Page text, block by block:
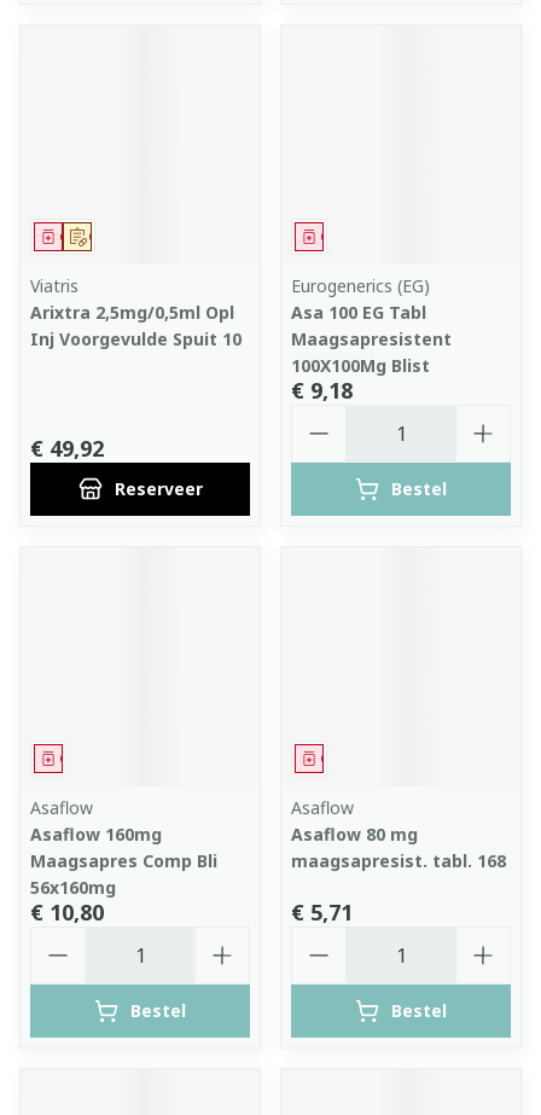
Op voorschrift
Geneesmiddel
Viatris
Arixtra 2,5mg/0,5ml Opl
Inj Voorgevulde Spuit 10
€ 49,92
Reserveer
Geneesmiddel
Eurogenerics (EG)
Asa 100 EG Tabl
Maagsapresistent
100X100Mg Blist
€ 9,18
Bestel
Geneesmiddel
Asaflow
Asaflow 160mg
Maagsapres Comp Bli
56x160mg
€ 10,80
Bestel
Geneesmiddel
Asaflow
Asaflow 80 mg
maagsapresist. tabl. 168
€ 5,71
Bestel